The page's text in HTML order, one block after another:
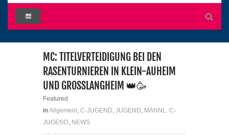
MC: TITELVERTEIDIGUNG BEI DEN
RASENTURNIEREN IN KLEIN-AUHEIM
UND GROSSLANGHEIM 👑🥳
Featured
in Allgemein C-JUGEND JUGEND MÄNNL. C-
JUGEND NEWS